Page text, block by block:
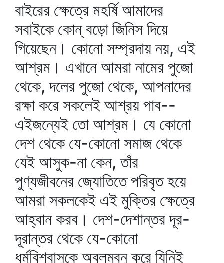
বাইরের ক্ষেত্রে মহর্ষি আমাদের
সবাইকে কোন্‌ বড়ো জিনিস দিয়ে
গিয়েছেন। কোনো সম্প্রদায় নয়, এই
আশ্রম। এখানে আমরা নামের পুজো
থেকে, দলের পুজো থেকে, আপনাদের
রক্ষা করে সকলেই আশ্রয় পাব--
এইজন্যেই তো আশ্রম। যে কোনো
দেশ থেকে যে-কোনো সমাজ থেকে
যেই আসুক-না কেন, তাঁর
পুণ্যজীবনের জ্যোতিতে পরিবৃত হয়ে
আমরা সকলকেই এই মুক্তির ক্ষেত্রে
আহ্বান করব। দেশ-দেশান্তর দূর-
দূরান্তর থেকে যে-কোনো
ধর্মবিশ্বাসকে অবলম্বন করে যিনিই